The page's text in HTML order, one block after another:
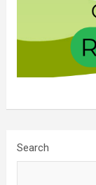
Search